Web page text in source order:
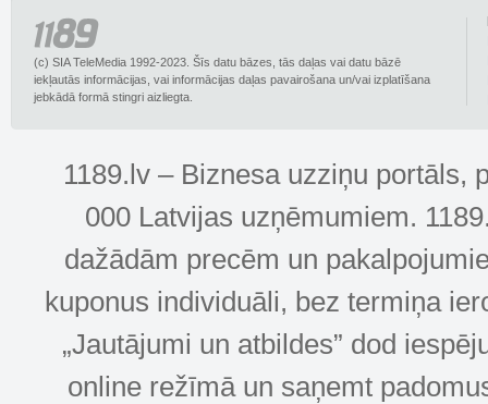
(c) SIA TeleMedia 1992-2023. Šīs datu bāzes, tās daļas vai datu bāzē
iekļautās informācijas, vai informācijas daļas pavairošana un/vai izplatīšana
jebkādā formā stingri aizliegta.
1189.lv – Biznesa uzziņu portāls,
000 Latvijas uzņēmumiem.
dažādām precēm un
kuponus individuāli, bez termiņa
„Jautājumi un atbildes” dod
online režīmā un saņemt